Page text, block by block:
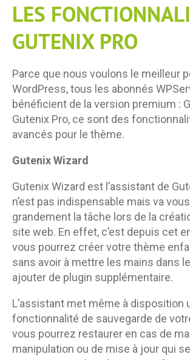
LES
GUTENIX PRO
Parce que nous voulons le meilleur
WordPress, tous les abonnés
bénéficient de la version premium :
Gutenix Pro, ce sont des
avancés pour le thème.
Gutenix Wizard
Gutenix Wizard est l’assistant de
n’est pas indispensable mais va
grandement la tâche lors de la
site web. En effet, c’est depuis cet
vous pourrez créer votre thème
sans avoir à mettre les mains dans
ajouter de plugin supplémentaire.
L’assistant met même à disposition
fonctionnalité de sauvegarde de
vous pourrez restaurer en cas de
manipulation ou de mise à jour qui